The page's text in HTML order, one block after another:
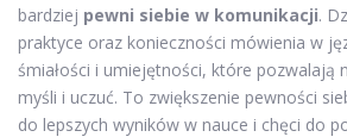
bardziej pewni siebie w komunikacji.
praktyce oraz konieczności mówienia w
śmiałości i umiejętności, które pozwalają
myśli i uczuć. To zwiększenie pewności
do lepszych wyników w nauce i chęci do